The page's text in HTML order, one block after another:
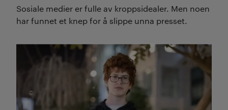
Sosiale medier er fulle av kroppsidealer. Men noen
har funnet et knep for å slippe unna presset.